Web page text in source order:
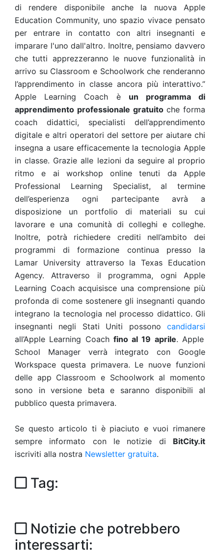
di rendere disponibile anche la nuova Apple
Education Community, uno spazio vivace pensato
per entrare in contatto con altri insegnanti e
imparare l'uno dall'altro. Inoltre, pensiamo davvero
che tutti apprezzeranno le nuove funzionalità in
arrivo su Classroom e Schoolwork che renderanno
l’apprendimento in classe ancora più interattivo.”
Apple Learning Coach è un programma di
apprendimento professionale gratuitoche forma
coach didattici, specialisti dell’apprendimento
digitale e altri operatori del settore per aiutare chi
insegna a usare efficacemente la tecnologia Apple
in classe. Grazie alle lezioni da seguire al proprio
ritmo e ai workshop online tenuti da Apple
Professional Learning Specialist, al termine
dell’esperienza ogni partecipante avrà a
disposizione un portfolio di materiali su cui
lavorare e una comunità di colleghi e colleghe.
Inoltre, potrà richiedere crediti nell’ambito dei
programmi di formazione continua presso la
Lamar University attraverso la Texas Education
Agency. Attraverso il programma, ogni Apple
Learning Coach acquisisce una comprensione più
profonda di come sostenere gli insegnanti quando
integrano la tecnologia nel processo didattico. Gli
insegnanti negli Stati Uniti possono candidarsi
all’Apple Learning Coach fino al 19 aprile. Apple
School Manager verrà integrato con Google
Workspace questa primavera. Le nuove funzioni
delle app Classroom e Schoolwork al momento
sono in versione beta e saranno disponibili al
pubblico questa primavera.
Se questo articolo ti è piaciuto e vuoi rimanere
sempre informato con le notizie di BitCity.it
iscriviti alla nostra Newsletter gratuita.
Tag:
Notizie che potrebbero
interessarti: